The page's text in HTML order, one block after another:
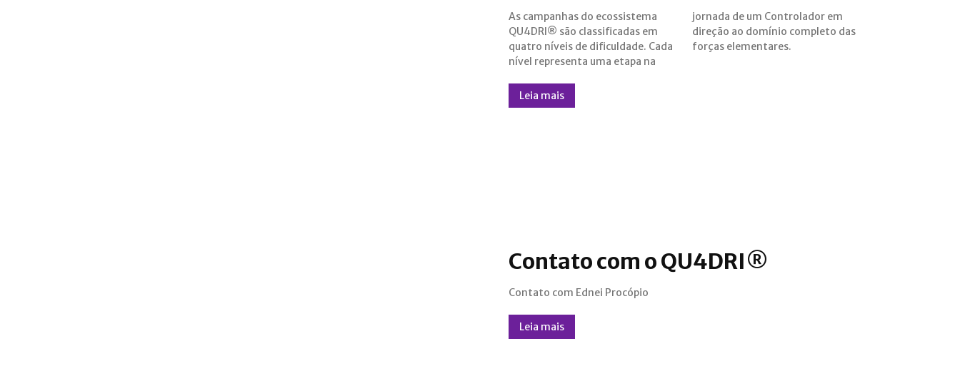
As campanhas do ecossistema
QU4DRI® são classificadas em
quatro níveis de dificuldade. Cada
nível representa uma etapa na
jornada de um Controlador em
direção ao domínio completo das
forças elementares.
Leia mais
Contato com o QU4DRI®
Contato com Ednei Procópio
Leia mais